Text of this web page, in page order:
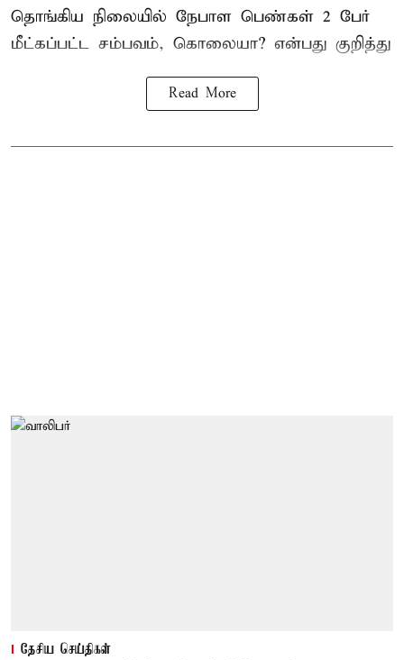
தொங்கிய நிலையில் நேபாள பெண்கள் 2 பேர்
மீட்கப்பட்ட சம்பவம், கொலையா? என்பது குறித்து
Read More
தேசிய செய்திகள்